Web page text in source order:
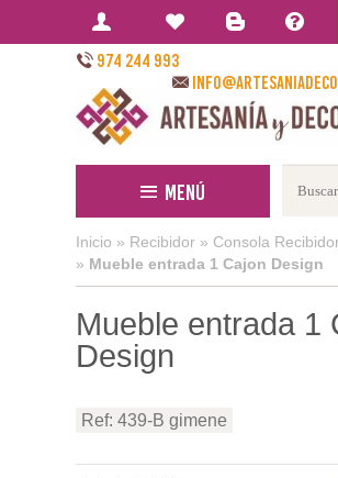
974 244 993
Menú
Inicio » Recibidor » Consola
» Mueble entrada 1 Cajon Design
Mueble entrada 1
Design
Ref: 439-B gimene